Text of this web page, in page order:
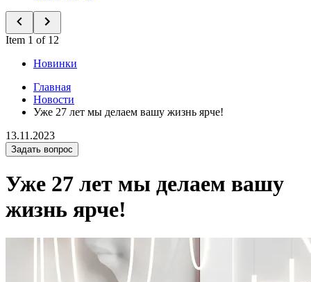
Item 1 of 12
Новинки
Главная
Новости
Уже 27 лет мы делаем вашу жизнь ярче!
13.11.2023
Задать вопрос
Уже 27 лет мы делаем вашу
жизнь ярче!